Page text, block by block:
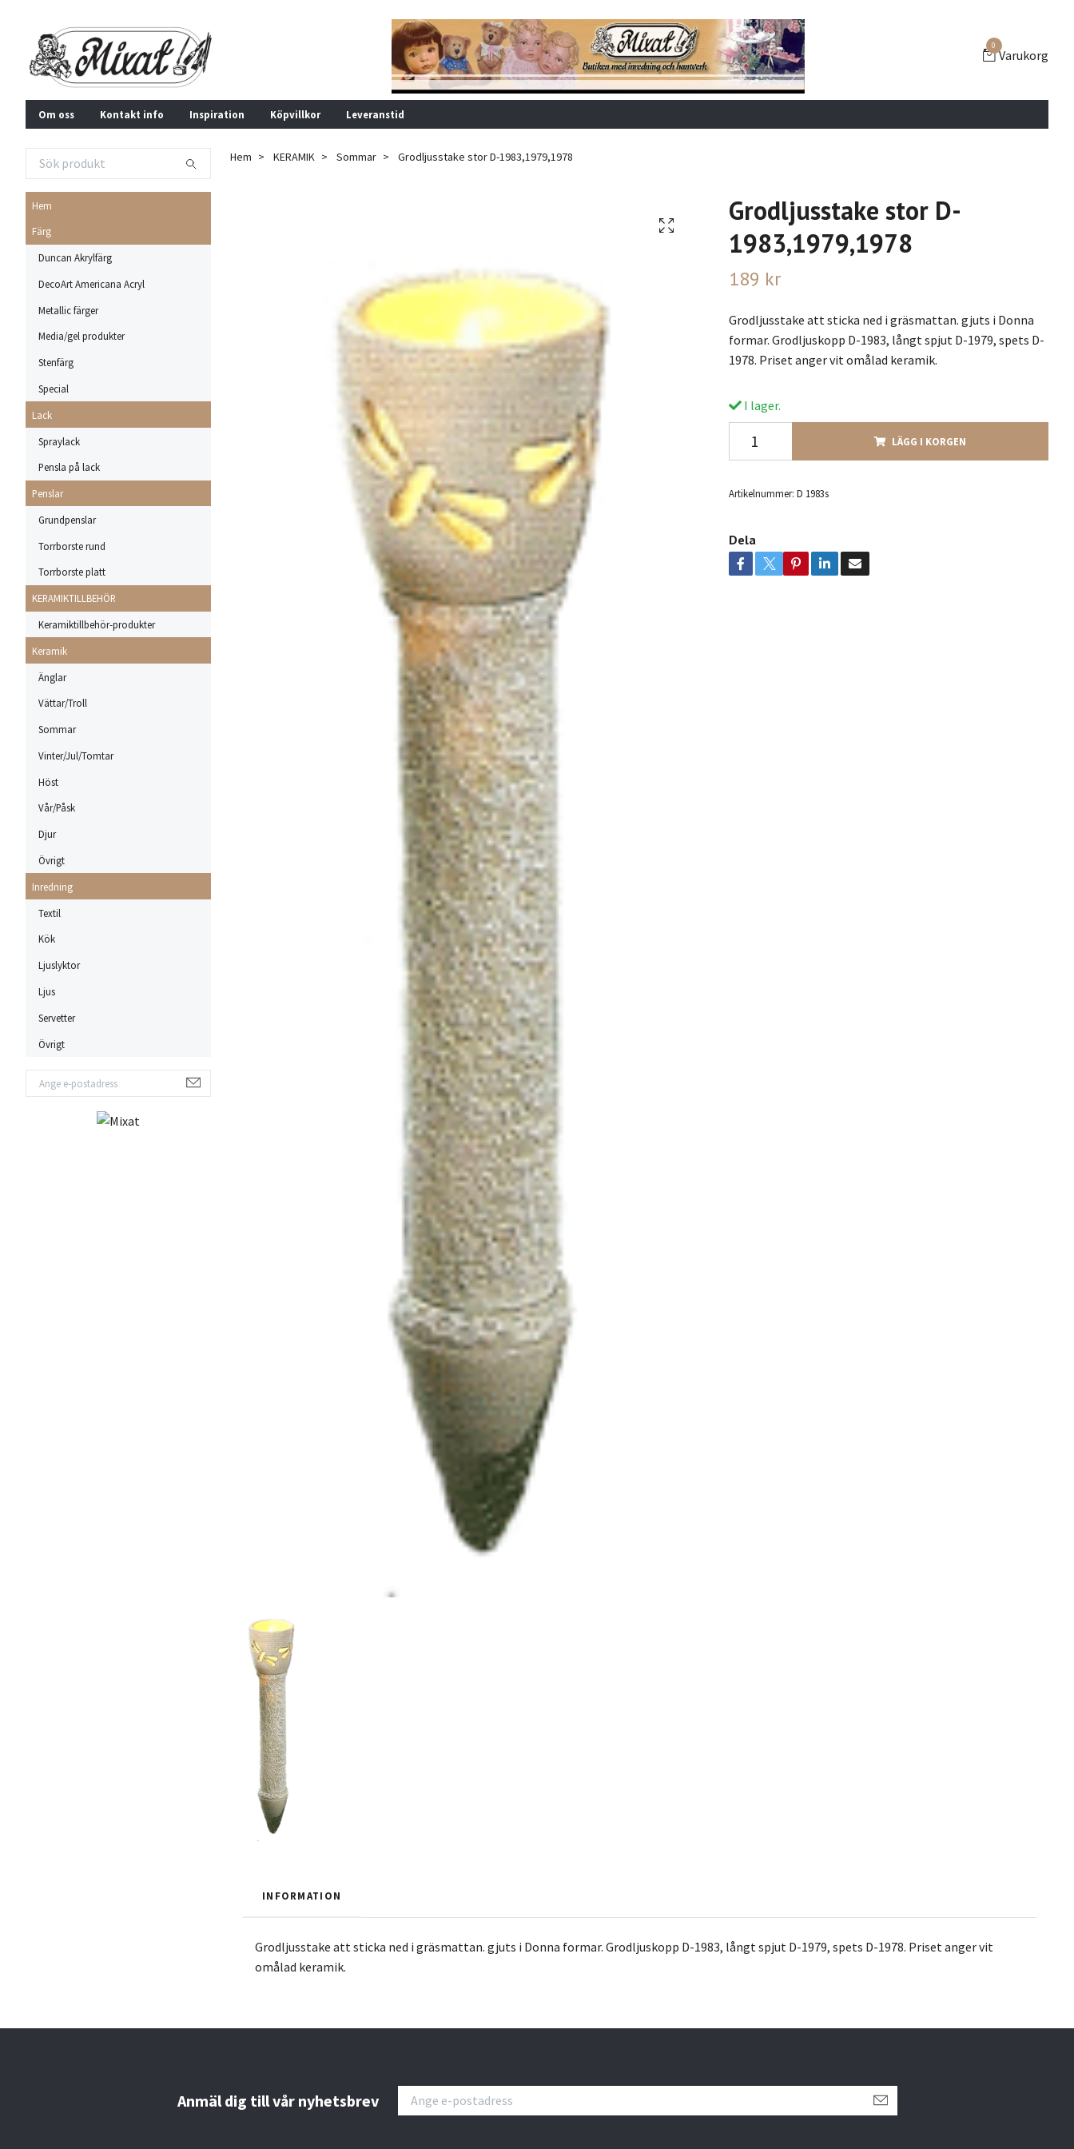
0
Varukorg
Om oss Kontakt info Inspiration Köpvillkor Leveranstid
Hem
Färg
Duncan Akrylfärg
DecoArt Americana Acryl
Metallic färger
Media/gel produkter
Stenfärg
Special
Lack
Spraylack
Pensla på lack
Penslar
Grundpenslar
Torrborste rund
Torrborste platt
KERAMIKTILLBEHÖR
Keramiktillbehör-produkter
Keramik
Änglar
Vättar/Troll
Sommar
Vinter/Jul/Tomtar
Höst
Vår/Påsk
Djur
Övrigt
Inredning
Textil
Kök
Ljuslyktor
Ljus
Servetter
Övrigt
Hem KERAMIK Sommar Grodljusstake stor D-1983,1979,1978
Grodljusstake stor D-
1983,1979,1978
189 kr
Grodljusstake att sticka ned i gräsmattan. gjuts i Donna
formar. Grodljuskopp D-1983, långt spjut D-1979, spets D-
1978. Priset anger vit omålad keramik.
I lager.
LÄGG I KORGEN
Artikelnummer: D 1983s
Dela
INFORMATION
Grodljusstake att sticka ned i gräsmattan. gjuts i Donna formar. Grodljuskopp D-1983, långt spjut D-1979, spets D-1978. Priset anger vit
omålad keramik.
Anmäl dig till vår nyhetsbrev